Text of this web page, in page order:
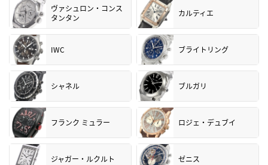
ヴァシュロン・コンス
タンタン
カルティエ
IWC ブライトリング
シャネル ブルガリ
フランク ミュラー ロジェ・デュブイ
ジャガー・ルクルト ゼニス